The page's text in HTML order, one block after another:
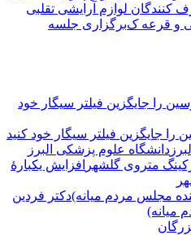
کنندگان لوازم آرایشی تقلبی
برگزاری جلسه
را جایگزین فیلتر سیگار خود کنید
دانشگاه علوم پزشکی البرز
افزایش یکبارۀ
دكتر فردين
میانه)